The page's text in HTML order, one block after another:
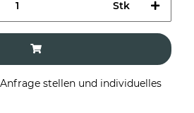
Stk
stellen und individuelles